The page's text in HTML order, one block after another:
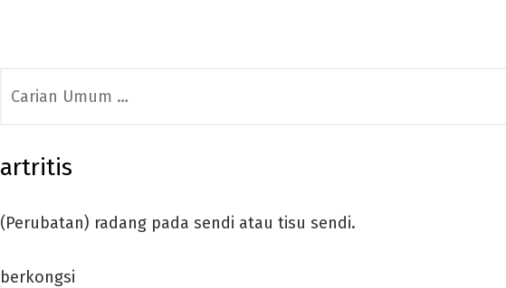
for:
artritis
(Perubatan) radang pada sendi atau tisu sendi.
berkongsi